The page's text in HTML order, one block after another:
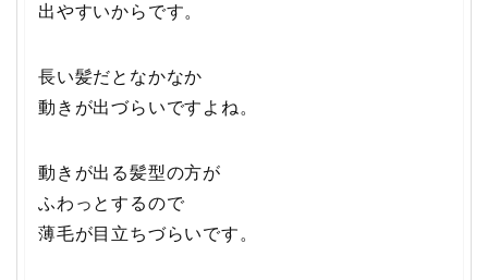
出やすいからです。
長い髪だとなかなか
動きが出づらいですよね。
動きが出る髪型の方が
ふわっとするので
薄毛が目立ちづらいです。